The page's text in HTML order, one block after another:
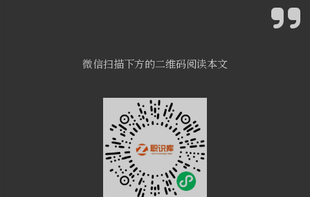
微信扫描下方的二维码阅读本文